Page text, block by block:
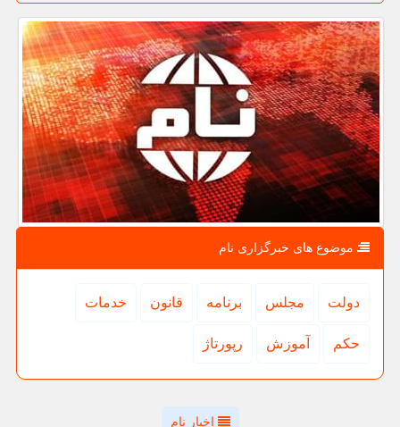
موضوع های خبرگزاری نام
دولت مجلس برنامه قانون خدمات
حكم آموزش رپورتاژ
اخبار نام